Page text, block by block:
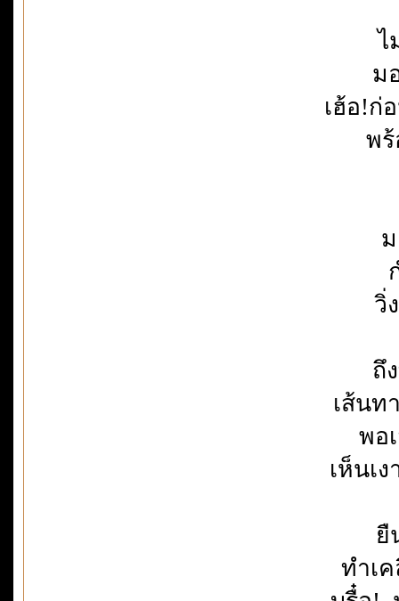
ไ
ม
เฮ้อ!ก่
พ
วิ่
ถึ
เส้นท
พอ
เห็นเ
ยื
ทำเ